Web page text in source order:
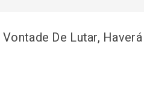
De Lutar, Haverá